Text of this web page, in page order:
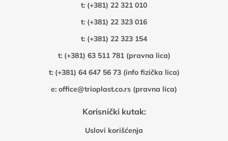
t: (+381) 22 321 010
t: (+381) 22 323 016
t: (+381) 22 323 154
t: (+381) 63 511 781 (pravna lica)
t: (+381) 64 647 56 73 (info fizička lica)
e: office@trioplast.co.rs (pravna lica)
Korisnički kutak:
Uslovi korišćenja